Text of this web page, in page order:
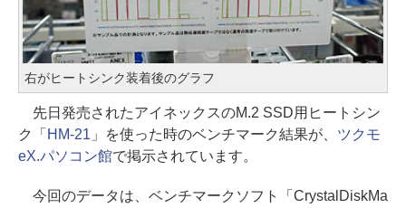
右がヒートシンク装着後のグラフ
先日発売されたアイネックスのM.2 SSD用ヒートシン
ク「 HM-21 」を使った時のベンチマーク結果が、 ツクモ
eX.パソコン館で掲示されています。
今回のデータは、ベンチマークソフト「CrystalDiskMa